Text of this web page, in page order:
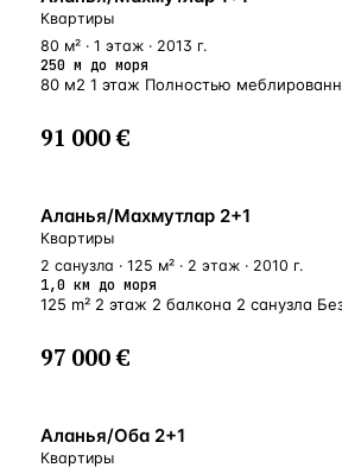
Квартиры
80 м² · 1 этаж · 2013 г.
250 м до моря
80 м2 1 этаж Полностью
91 000 €
БЛИЗКО К МОРЮ
Аланья/Махмутлар 2+1
Квартиры
2 санузла · 125 м² · 2 этаж · 2010 г.
1,0 км до моря
125 m² 2 этаж 2 балкона 2 санузла
97 000 €
ВНЖ Аланья/Оба 2+1
Квартиры